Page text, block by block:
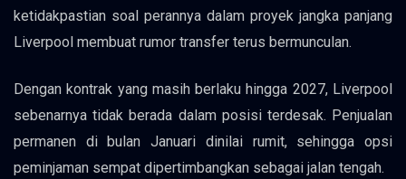
ketidakpastian soal perannya dalam proyek jangka panjang
Liverpool membuat rumor transfer terus bermunculan.
Dengan kontrak yang masih berlaku hingga 2027, Liverpool
sebenarnya tidak berada dalam posisi terdesak. Penjualan
permanen di bulan Januari dinilai rumit, sehingga opsi
peminjaman sempat dipertimbangkan sebagai jalan tengah.